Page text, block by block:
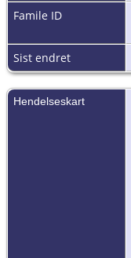
Famile ID
Sist endret
Hendelseskart